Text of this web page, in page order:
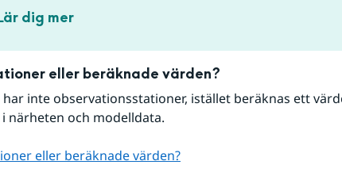
dig mer
eller beräknade värden?
inte observationsstationer, istället beräknas ett
närheten och modelldata.
eller beräknade värden?